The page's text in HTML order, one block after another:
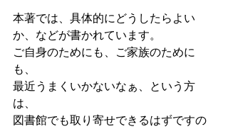
本著では、具体的にどうしたらよい
か、などが書かれています。
ご自身のためにも、ご家族のために
も、
最近うまくいかないなぁ、という方
は、
図書館でも取り寄せできるはずですの